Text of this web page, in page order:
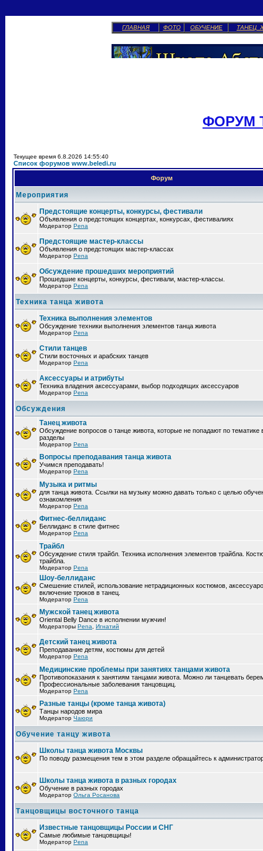
ГЛАВНАЯ ФОТО ОБУЧЕНИЕ ТАНЕЦ
ФОРУМ
Текущее время 6.8.2026 14:55:40
Список форумов www.beledi.ru
Форум
Мероприятия
Предстоящие концерты, конкурсы, фестивали
Объявления о предстоящих концертах, конкурсах, фестивалиях
Модератор Pena
Предстоящие мастер-классы
Объявления о предстоящих мастер-классах
Модератор Pena
Обсуждение прошедших мероприятий
Прошедшие концерты, конкурсы, фестивали, мастер-классы.
Модератор Pena
Техника танца живота
Техника выполнения элементов
Обсуждение техники выполнения элементов танца живота
Модератор Pena
Стили танцев
Стили восточных и арабских танцев
Модератор Pena
Аксессуары и атрибуты
Техника владения аксессуарами, выбор подходящих аксессуаров
Модератор Pena
Обсуждения
Танец живота
Обсуждение вопросов о танце живота, которые не попадают по тематике
разделы
Модератор Pena
Вопросы преподавания танца живота
Учимся преподавать!
Модератор Pena
Музыка и ритмы
для танца живота. Ссылки на музыку можно давать только с целью
ознакомления
Модератор Pena
Фитнес-беллиданс
Беллиданс в стиле фитнес
Модератор Pena
Трайбл
Обсуждение стиля трайбл. Техника исполнения элементов трайбла.
трайбла.
Модератор Pena
Шоу-беллиданс
Смешение стилей, использование нетрадиционных костюмов,
включение трюков в танец.
Модератор Pena
Мужской танец живота
Oriental Belly Dance в исполнении мужчин!
Модераторы Pena Игнатий
Детский танец живота
Преподавание детям, костюмы для детей
Модератор Pena
Медицинские проблемы при занятиях танцами живота
Противопоказания к занятиям танцами живота. Можно ли танцевать
Профессиональные заболевания танцовщиц.
Модератор Pena
Разные танцы (кроме танца живота)
Танцы народов мира
Модератор Чаюри
Обучение танцу живота
Школы танца живота Москвы
По поводу размещения тем в этом разделе обращайтесь к
Школы танца живота в разных городах
Обучение в разных городах
Модератор Ольга Росанова
Танцовщицы восточного танца
Известные танцовщицы России и СНГ
Самые любимые танцовщицы!
Модератор Pena